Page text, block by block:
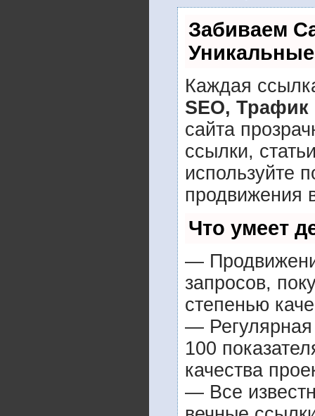
Забиваем
Каждая
SEO, Трафик
сайта
ссылки,
используйте
продвижения
Что умеет
—
запросов,
степенью
— Регулярная
100
качества
— Все